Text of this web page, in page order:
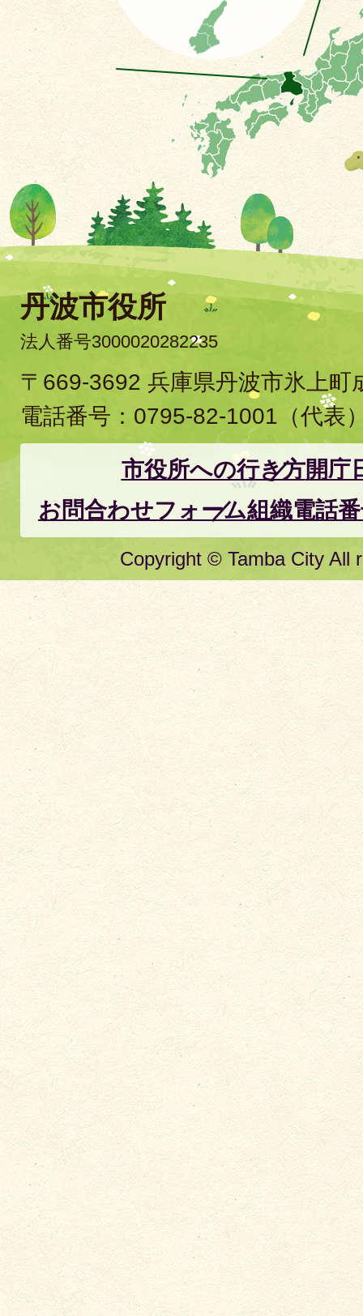
丹波市役所
法人番号3000020282235
〒669-3692 兵庫県丹波市氷上町
電話番号： 0795-82-1001 （代表
市役所への行き方開庁
お問合わせフォーム組織電話
Copyright © Tamba City All